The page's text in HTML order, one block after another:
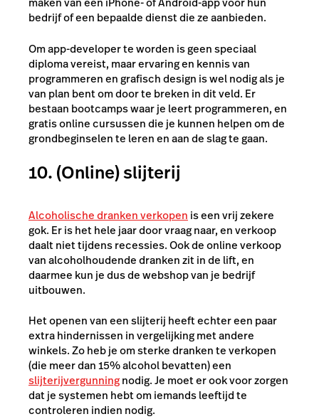
bedrijf of een bepaalde dienst die ze aanbieden.
Om app-developer te worden is geen speciaal
diploma vereist, maar ervaring en kennis van
programmeren en grafisch design is wel nodig als je
van plan bent om door te breken in dit veld. Er
bestaan bootcamps waar je leert programmeren, en
gratis online cursussen die je kunnen helpen om de
grondbeginselen te leren en aan de slag te gaan.
10. (Online) slijterij
Alcoholische dranken verkopen is een vrij zekere
gok. Er is het hele jaar door vraag naar, en verkoop
daalt niet tijdens recessies. Ook de online verkoop
van alcoholhoudende dranken zit in de lift, en
daarmee kun je dus de webshop van je bedrijf
uitbouwen.
Het openen van een slijterij heeft echter een paar
extra hindernissen in vergelijking met andere
winkels.Zo heb je om sterke dranken te verkopen
(die meer dan 15% alcohol bevatten) een
slijterijvergunningnodig.Je moet er ook voor zorgen
dat je systemen hebt om iemands leeftijd te
controleren indien nodig.